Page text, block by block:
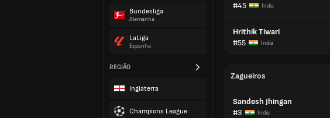
Bundesliga
Alemanha
LaLiga
Espanha
REGIÃO
Inglaterra
Champions League
#45
Índia
Hrithik Tiwari
#55
Índia
Zagueiros
Sandesh Jhingan
#3
Índia